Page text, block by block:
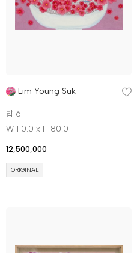
Lim Young Suk
밥 6
W 110.0 x H 80.0
12,500,000
ORIGINAL